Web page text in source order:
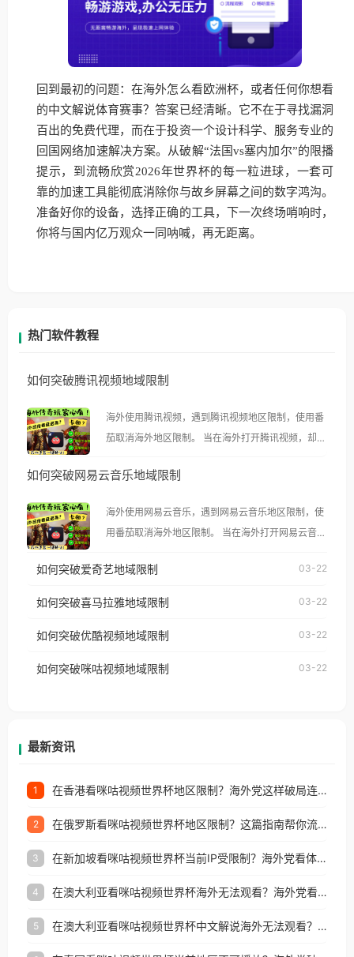
回到最初的问题：在海外怎么看欧洲杯，或者任何你想看
的中文解说体育赛事？答案已经清晰。它不在于寻找漏洞
百出的免费代理，而在于投资一个设计科学、服务专业的
回国网络加速解决方案。从破解“法国vs塞内加尔”的限播
提示，到流畅欣赏2026年世界杯的每一粒进球，一套可
靠的加速工具能彻底消除你与故乡屏幕之间的数字鸿沟。
准备好你的设备，选择正确的工具，下一次终场哨响时，
你将与国内亿万观众一同呐喊，再无距离。
热门软件教程
如何突破腾讯视频地域限制
海外使用腾讯视频，遇到腾讯视频地区限制，使用番
茄取消海外地区限制。 当在海外打开腾讯视频，却突
示语。 海外用户如香港、澳门、台湾、美国、加拿
像其他音乐平台一样，出现地区及版权限制问题，且
仅能在中国大陆地区播放。 遇到这个问题的朋友们，
台湾、美国、加拿大、澳大利亚、欧洲等国家和地区
权限制所困扰。
如何突破网易云音乐地域限制
海外使用网易云音乐，遇到网易云音乐地区限制，使
用番茄取消海外地区限制。 当在海外打开网易云音
播放”的提示语。 海外用户如香港、澳门、台湾、美
制问题，且仅能在中国大陆地区播放。 遇到这个问题
户收听网易云音乐地区版权限制」的问题，无论人在
如何突破爱奇艺地域限制 03-22
如何突破喜马拉雅地域限制 03-22
如何突破优酷视频地域限制 03-22
如何突破咪咕视频地域限制 03-22
最新资讯
1 在香港看咪咕视频世界杯地区限制？海外党这样破局连看7天不卡顿！
2 在俄罗斯看咪咕视频世界杯地区限制？这篇指南帮你流畅看中文解说赛事
3 在新加坡看咪咕视频世界杯当前IP受限制？海外党看体育赛事的终极破局指南
4 在澳大利亚看咪咕视频世界杯海外无法观看？海外党看国内体育直播的终极解法
5 在澳大利亚看咪咕视频世界杯中文解说海外无法观看？这篇指南帮你搞定所有体育直播难题